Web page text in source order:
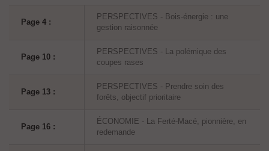
Page 4 :
PERSPECTIVES - Bois-énergie : une
gestion raisonnée
Page 10 :
PERSPECTIVES - La polémique des
coupes rases
Page 13 :
PERSPECTIVES - Prendre soin des
forêts, objectif prioritaire
Page 16 :
ÉCONOMIE - La Ferté-Macé, pionnière, en
redemande